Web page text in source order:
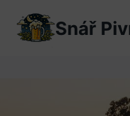
obsah
Snář